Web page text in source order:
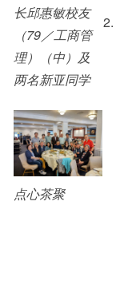
长邱惠敏校友
（79／工商管
理）（中）及
两名新亚同学
点心茶聚